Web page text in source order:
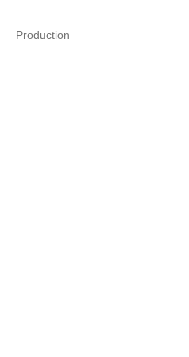
Production